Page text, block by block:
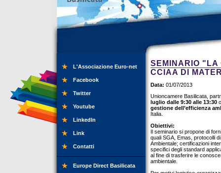
L'Associazione Euro-net
Facebook
Twitter
Youtube
LinkedIn
Link
Contatti
Europe Direct Basilicata
SEMINARIO "LA
CCIAA DI
Data: 01/07/2013
Unioncamere Basilicata,
luglio dalle 9:30 alle 13:30
gestione dell’efficienza
Italia.
Obiettivi:
Il seminario si propone di
quali SGA, Emas, protocolli
Ambientale; certificazioni
specifici degli standard
al fine di trasferire le
ambientale.